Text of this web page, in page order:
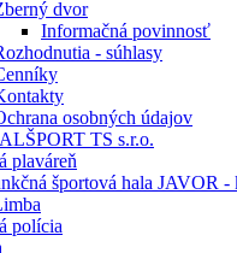
dvor
Informačná povinnosť
- súhlasy
osobných údajov
TS s.r.o.
plaváreň
športová hala JAVOR -
polícia